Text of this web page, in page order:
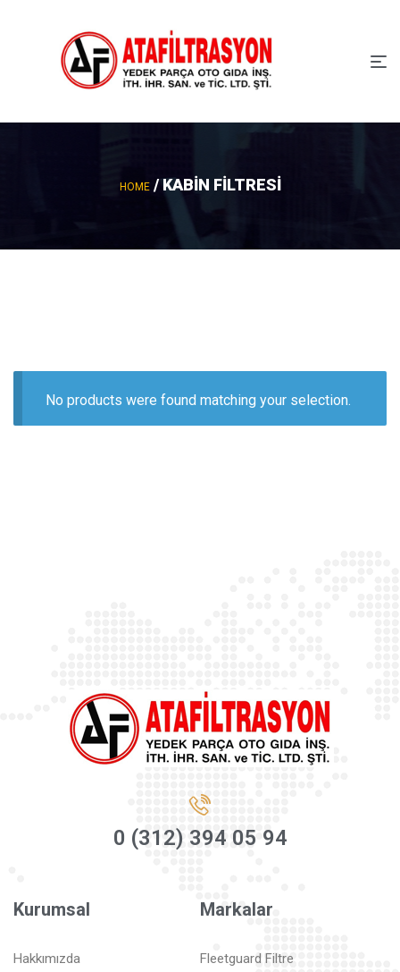
HOME/ KABİN FİLTRESİ
No products were found matching your selection.
0 (312) 394 05 94
Kurumsal
Hakkımızda
Markalar
Fleetguard Filtre